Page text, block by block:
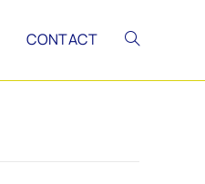
CONTACT